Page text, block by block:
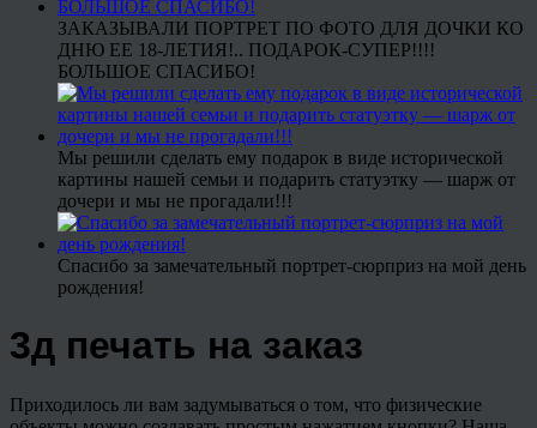
ЗАКАЗЫВАЛИ ПОРТРЕТ ПО ФОТО ДЛЯ ДОЧКИ КО
ДНЮ ЕЕ 18-ЛЕТИЯ!.. ПОДАРОК-СУПЕР!!!!
БОЛЬШОЕ СПАСИБО!
Мы решили сделать ему подарок в виде исторической
картины нашей семьи и подарить статуэтку — шарж от
дочери и мы не прогадали!!!
Спасибо за замечательный портрет-сюрприз на мой день
рождения!
3д печать на заказ
Приходилось ли вам задумываться о том, что физические